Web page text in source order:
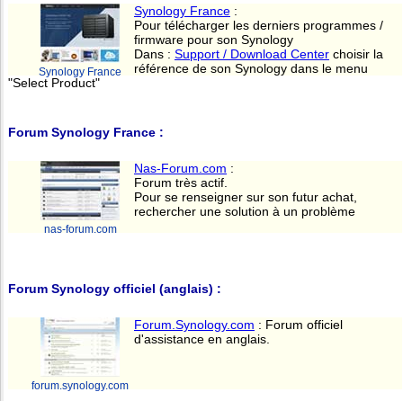
Synology France
Synology France :
Pour télécharger les derniers programmes /
firmware pour son Synology
Dans : Support / Download Center choisir la
référence de son Synology dans le menu
"Select Product"
Forum Synology France :
nas-forum.com
Nas-Forum.com :
Forum très actif.
Pour se renseigner sur son futur achat,
rechercher une solution à un problème
Forum Synology officiel (anglais) :
forum.synology.com
Forum.Synology.com : Forum officiel
d'assistance en anglais.